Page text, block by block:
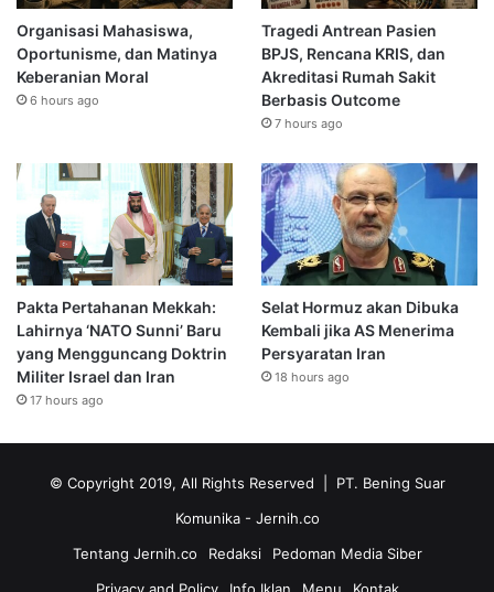
Organisasi Mahasiswa,
Oportunisme, dan Matinya
Keberanian Moral
6 hours ago
Tragedi Antrean Pasien
BPJS, Rencana KRIS, dan
Akreditasi Rumah Sakit
Berbasis Outcome
7 hours ago
Pakta Pertahanan Mekkah:
Lahirnya ‘NATO Sunni’ Baru
yang Mengguncang Doktrin
Militer Israel dan Iran
17 hours ago
Selat Hormuz akan Dibuka
Kembali jika AS Menerima
Persyaratan Iran
18 hours ago
© Copyright 2019, All Rights Reserved | PT. Bening Suar
Komunika - Jernih.co
Tentang Jernih.co
Redaksi
Pedoman Media Siber